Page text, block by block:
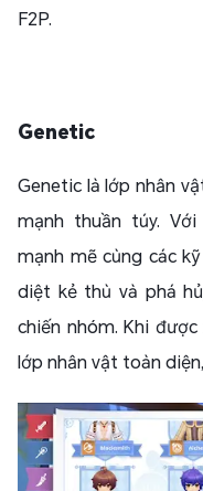
F2P.
Genetic
Genetic là lớp nhân
mạnh thuần túy.
mạnh mẽ cùng các
diệt kẻ thù và phá
chiến nhóm. Khi
lớp nhân vật toàn